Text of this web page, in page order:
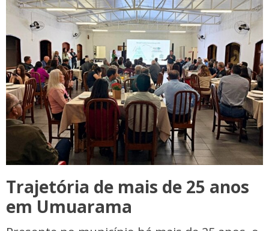
Trajetória de mais de 25 anos
em Umuarama